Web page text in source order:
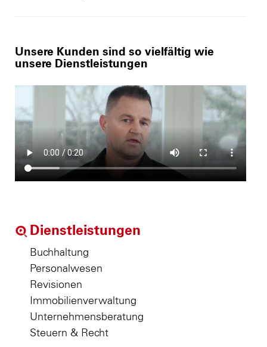
Unsere Kunden sind so vielfältig wie
unsere Dienstleistungen
Dienstleistungen
Buchhaltung
Personalwesen
Revisionen
Immobilienverwaltung
Unternehmensberatung
Steuern & Recht